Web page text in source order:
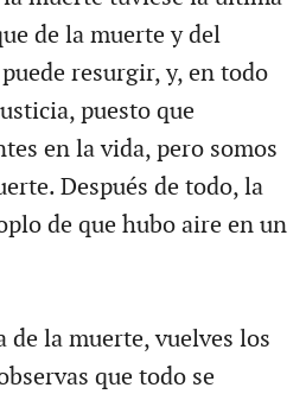
de la muerte y del
resurgir, y, en todo
puesto que
en la vida, pero somos
Después de todo, la
de que hubo aire en un
de la muerte, vuelves los
que todo se